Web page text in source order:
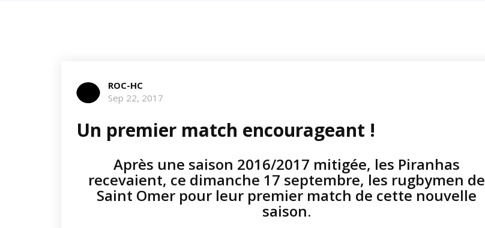
ROC-HC
Sep 22, 2017
Un premier match encourageant !
Après une saison 2016/2017 mitigée, les Piranhas
recevaient, ce dimanche 17 septembre, les rugbymen de
Saint Omer pour leur premier match de cette nouvelle
saison.